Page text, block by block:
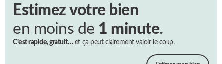
Estimez votre bien
en moins de 1 minute.
C’est rapide, gratuit…et ça peut clairement valoir le coup.